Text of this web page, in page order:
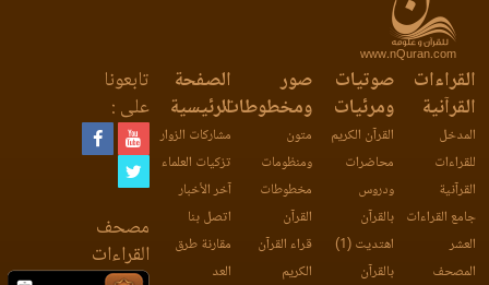
www.nQuran.com
القراءات
القرآنية
المدخل
للقراءات
القرآنية
جامع القراءات
العشر
المصحف
صوتيات
ومرئيات
القرآن الكريم
محاضرات
ودروس
بالقرآن
اهتديت (1)
بالقرآن
صور
ومخطوطات
متون
ومنظومات
مخطوطات
القرآن
قراء القرآن
الكريم
الصفحة
الرئيسية
مشاركات الزوار
تزكيات العلماء
آخر الأخبار
اتصل بنا
مقارنة طرق
العد
تابعونا
على :
مصحف
القراءات